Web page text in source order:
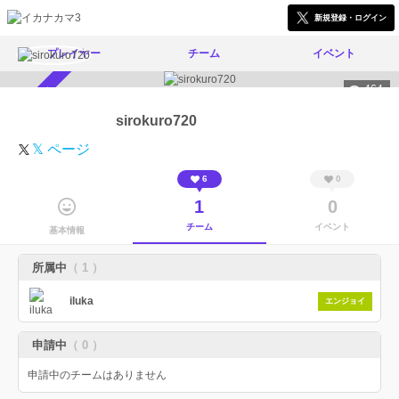
新規登録・ログイン
プレイヤー チーム イベント
464
sirokuro720
𝕏 ページ
基本情報
6
1
チーム
0
0
イベント
所属中 （ 1 ）
iluka エンジョイ
申請中 （ 0 ）
申請中のチームはありません